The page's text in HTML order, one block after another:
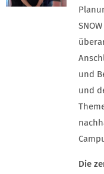
und
und
Die